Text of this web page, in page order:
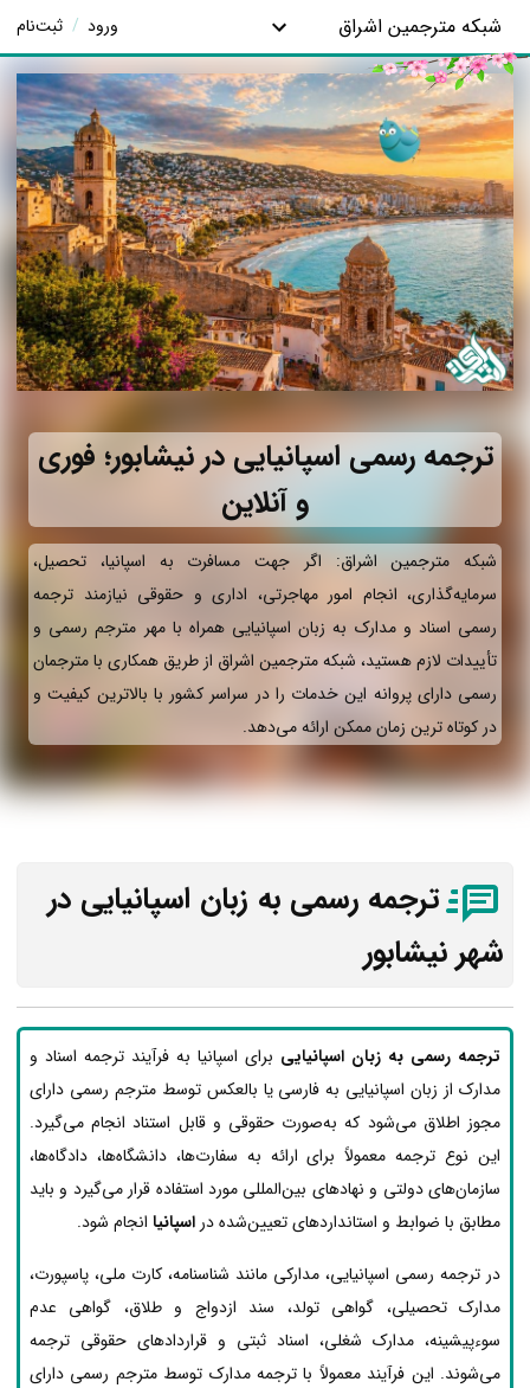
شبکه مترجمین اشراق ورود / ثبت‌نام
ترجمه رسمی اسپانیایی در نیشابور؛ فوری
و آنلاین
شبکه مترجمین اشراق: اگر جهت مسافرت به اسپانیا، تحصیل،
سرمایه‌گذاری، انجام امور مهاجرتی، اداری و حقوقی نیازمند ترجمه
رسمی اسناد و مدارک به زبان اسپانیایی همراه با مهر مترجم رسمی و
تأییدات لازم هستید، شبکه مترجمین اشراق از طریق همکاری با مترجمان
رسمی دارای پروانه این خدمات را در سراسر کشور با بالاترین کیفیت و
در کوتاه ترین زمان ممکن ارائه می‌دهد.
ترجمه رسمی به زبان اسپانیایی در
شهر نیشابور
ترجمه رسمی به زبان اسپانیایی برای اسپانیا به فرآیند ترجمه اسناد و
مدارک از زبان اسپانیایی به فارسی یا بالعکس توسط مترجم رسمی دارای
مجوز اطلاق می‌شود که به‌صورت حقوقی و قابل استناد انجام می‌گیرد.
این نوع ترجمه معمولاً برای ارائه به سفارت‌ها، دانشگاه‌ها، دادگاه‌ها،
سازمان‌های دولتی و نهادهای بین‌المللی مورد استفاده قرار می‌گیرد و باید
مطابق با ضوابط و استانداردهای تعیین‌شده در اسپانیا انجام شود.
در ترجمه رسمی اسپانیایی، مدارکی مانند شناسنامه، کارت ملی، پاسپورت،
مدارک تحصیلی، گواهی تولد، سند ازدواج و طلاق، گواهی عدم
سوءپیشینه، مدارک شغلی، اسناد ثبتی و قراردادهای حقوقی ترجمه
می‌شوند. این فرآیند معمولاً با ترجمه مدارک توسط مترجم رسمی دارای